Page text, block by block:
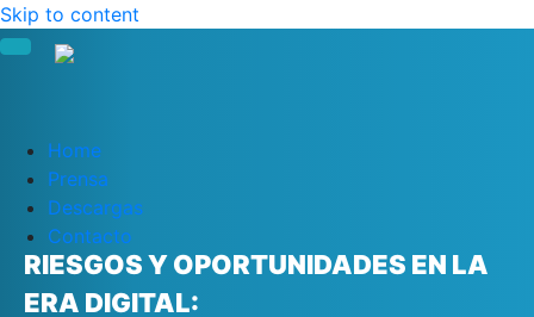
Skip to content
Home
Prensa
Descargas
Contacto
RIESGOS Y OPORTUNIDADES EN LA
ERA DIGITAL: